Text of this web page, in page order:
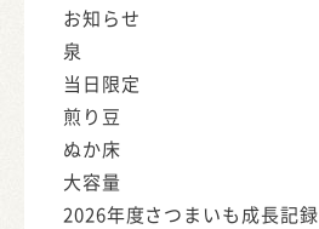
お知らせ
泉
当日限定
煎り豆
ぬか床
大容量
2026年度さつまいも成長記録